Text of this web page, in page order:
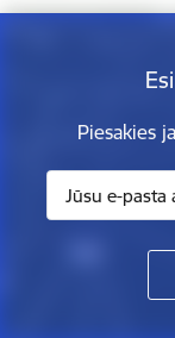
Piesakies